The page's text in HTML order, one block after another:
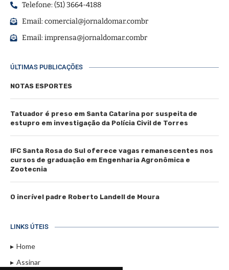
Telefone: (51) 3664-4188
Email:comercial@jornaldomar.combr
Email:imprensa@jornaldomar.combr
ÚLTIMAS PUBLICAÇÕES
NOTAS ESPORTES
Tatuador é preso em Santa Catarina por suspeita de
estupro em investigação da Polícia Civil de Torres
IFC Santa Rosa do Sul oferece vagas remanescentes nos
cursos de graduação em Engenharia Agronômica e
Zootecnia
O incrível padre Roberto Landell de Moura
LINKS ÚTEIS
Home
Assinar